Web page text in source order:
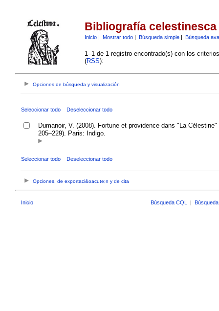
Bibliografía celestinesca
Inicio| Mostrar todo| Búsqueda simple| Búsqueda
1–1 de 1 registro encontrado(s) con los
(RSS):
Opciones de búsqueda y visualización
Seleccionar todo Deseleccionar todo
Dumanoir, V. (2008). Fortune et providence dans "La
205–229). Paris: Indigo.
Seleccionar todo Deseleccionar todo
Opciones, de exportaci&oacute;n y de cita
Inicio Búsqueda CQL |